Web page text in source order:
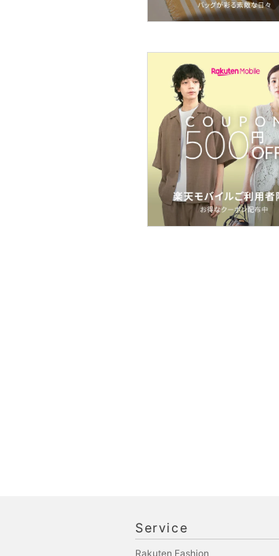
フレグランス
コフレ・キット・セット
食器・調理器具・キッチ
ン用品
インテリア・生活雑貨
スマホグッズ・オーディ
Service
Rakuten Fashion